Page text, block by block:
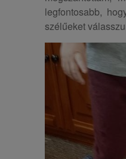
legfontosabb,
szélűeket